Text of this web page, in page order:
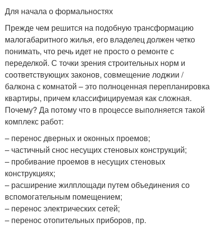
Для начала о формальностях
Прежде чем решится на подобную трансформацию
малогабаритного жилья, его владелец должен четко
понимать, что речь идет не просто о ремонте с
переделкой. С точки зрения строительных норм и
соответствующих законов, совмещение лоджии /
балкона с комнатой – это полноценная перепланировка
квартиры, причем классифицируемая как сложная.
Почему? Да потому что в процессе выполняется такой
комплекс работ:
– перенос дверных и оконных проемов;
– частичный снос несущих стеновых конструкций;
– пробивание проемов в несущих стеновых
конструкциях;
– расширение жилплощади путем объединения со
вспомогательным помещением;
– перенос электрических сетей;
– перенос отопительных приборов, пр.